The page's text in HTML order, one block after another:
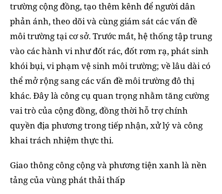
trường cộng đồng, tạo thêm kênh để người dân
phản ánh, theo dõi và cùng giám sát các vấn đề
môi trường tại cơ sở. Trước mắt, hệ thống tập trung
vào các hành vi như đốt rác, đốt rơm rạ, phát sinh
khói bụi, vi phạm vệ sinh môi trường; về lâu dài có
thể mở rộng sang các vấn đề môi trường đô thị
khác. Đây là công cụ quan trọng nhằm tăng cường
vai trò của cộng đồng, đồng thời hỗ trợ chính
quyền địa phương trong tiếp nhận, xử lý và công
khai trách nhiệm thực thi.
Giao thông công cộng và phương tiện xanh là nền
tảng của vùng phát thải thấp